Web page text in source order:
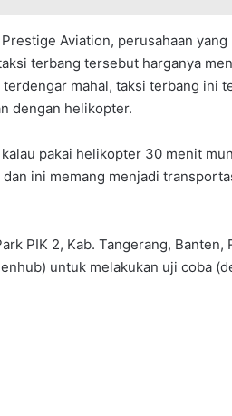
Aviation, perusahaan yang
terbang tersebut harganya
mahal, taksi terbang ini
dengan helikopter.
pakai helikopter 30 menit
ini memang menjadi
PIK 2, Kab. Tangerang, Banten,
untuk melakukan uji coba